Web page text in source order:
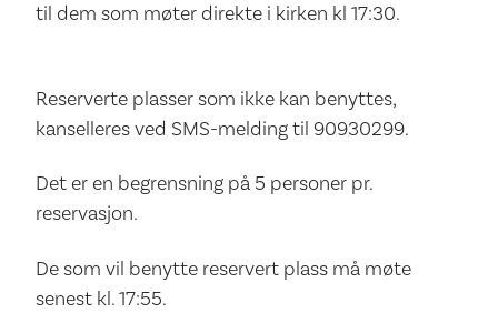
til dem som møter direkte i kirken kl 17:30.
Reserverte plasser som ikke kan benyttes,
kanselleres ved SMS-melding til 90930299.
Det er en begrensning på 5 personer pr.
reservasjon.
De som vil benytte reservert plass må møte
senest kl. 17:55.